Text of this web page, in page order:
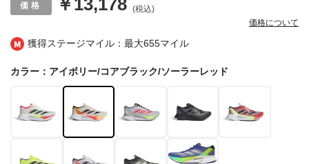
獲得ステージマイル：最大655マイル
￥13,178 (税込)
価格について
カラー：アイボリー/コアブラック/ソーラーレッド